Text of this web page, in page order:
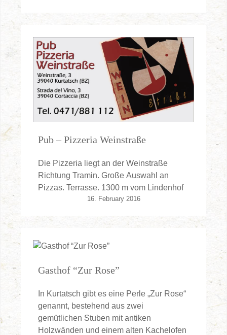
Pub – Pizzeria Weinstraße
Die Pizzeria liegt an der Weinstraße
Richtung Tramin. Große Auswahl an
Pizzas. Terrasse. 1300 m vom Lindenhof
16. February 2016
Gasthof “Zur Rose”
In Kurtatsch gibt es eine Perle „Zur Rose“
genannt, bestehend aus zwei
gemütlichen Stuben mit antiken
Holzwänden und einem alten Kachelofen